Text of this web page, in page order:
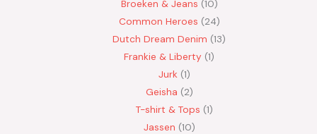
Broeken & Jeans 10
Common Heroes 24
Dutch Dream Denim 13
Frankie & Liberty 1
Jurk 1
Geisha 2
T-shirt & Tops 1
Jassen 10